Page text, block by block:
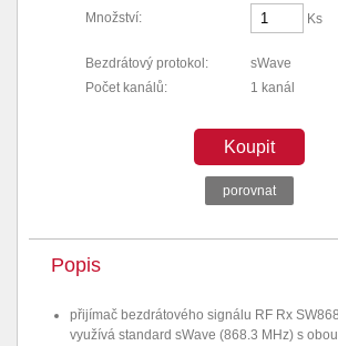
Množství: Ks
Bezdrátový protokol:
sWave
Počet kanálů:
1 kanál
Koupit
porovnat
Popis
přijímač bezdrátového signálu RF Rx
využívá standard sWave (868.3 MHz) s